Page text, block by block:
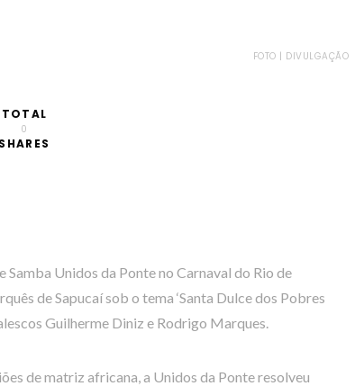
FOTO | DIVULGAÇÃO
TOTAL
0
SHARES
Unidos da Ponte no Carnaval do Rio de
de Sapucaí sob o tema ‘Santa Dulce dos Pobres
Guilherme Diniz e Rodrigo Marques.
de matriz africana, a Unidos da Ponte resolveu